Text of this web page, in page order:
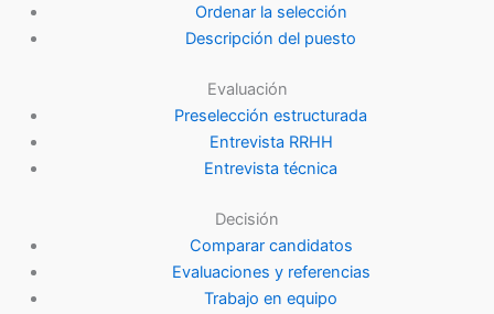
Ordenar la selección
Descripción del puesto
Evaluación
Preselección estructurada
Entrevista RRHH
Entrevista técnica
Decisión
Comparar candidatos
Evaluaciones y referencias
Trabajo en equipo